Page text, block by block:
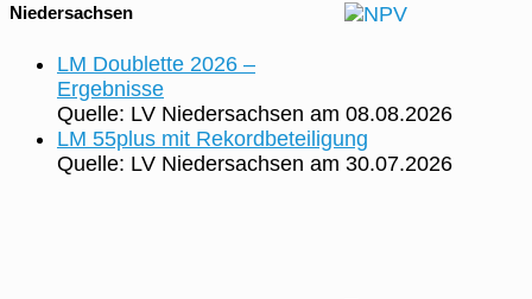
Niedersachsen
LM Doublette 2026 –
Ergebnisse
Quelle: LV Niedersachsen am 08.08.2026
LM 55plus mit Rekordbeteiligung
Quelle: LV Niedersachsen am 30.07.2026